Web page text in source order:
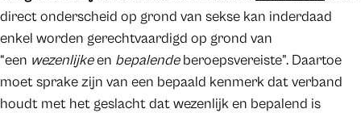
direct onderscheid op grond van sekse kan inderdaad
enkel worden gerechtvaardigd op grond van
“een wezenlijkeen bepalendeberoepsvereiste”. Daartoe
moet sprake zijn van een bepaald kenmerk dat verband
houdt met het geslacht dat wezenlijk en bepalend is